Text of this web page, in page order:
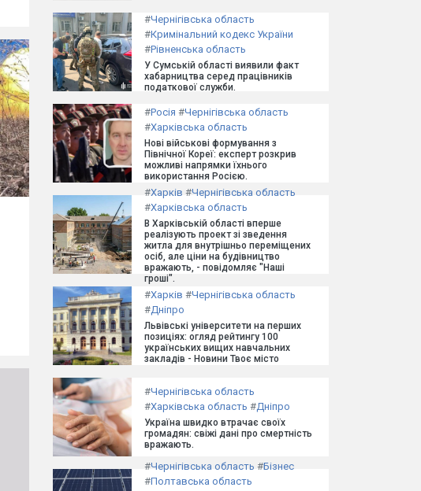
#Чернігівська область
#Кримінальний кодекс України
#Рівненська область
У Сумській області виявили факт
хабарництва серед працівників
податкової служби.
#Росія #Чернігівська область
#Харківська область
Нові військові формування з
Північної Кореї: експерт розкрив
можливі напрямки їхнього
використання Росією.
#Харків #Чернігівська область
#Харківська область
В Харківській області вперше
реалізують проект зі зведення
житла для внутрішньо переміщених
осіб, але ціни на будівництво
вражають, - повідомляє "Наші
гроші".
#Харків #Чернігівська область
#Дніпро
Львівські університети на перших
позиціях: огляд рейтингу 100
українських вищих навчальних
закладів - Новини Твоє місто
#Чернігівська область
#Харківська область #Дніпро
Україна швидко втрачає своїх
громадян: свіжі дані про смертність
вражають.
#Чернігівська область #Бізнес
#Полтавська область